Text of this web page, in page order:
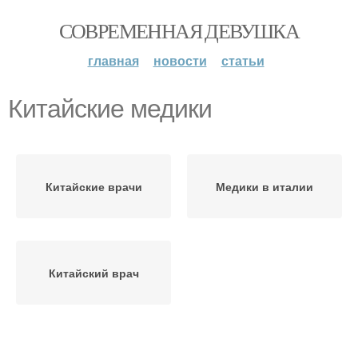
СОВРЕМЕННАЯ ДЕВУШКА
главная новости статьи
Китайские медики
Китайские врачи Медики в италии
Китайский врач